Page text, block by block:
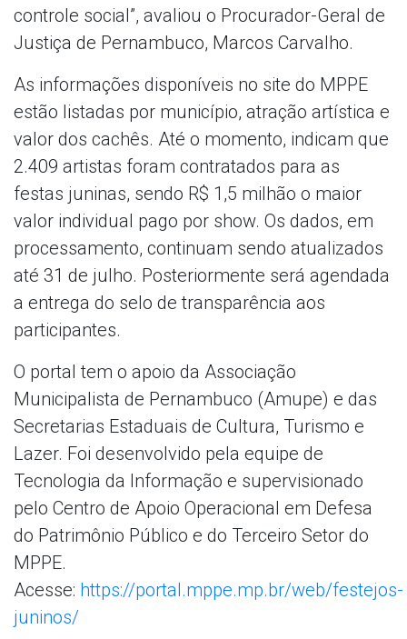
controle social”, avaliou o Procurador-Geral de
Justiça de Pernambuco, Marcos Carvalho.
As informações disponíveis no site do MPPE
estão listadas por município, atração artística e
valor dos cachês. Até o momento, indicam que
2.409 artistas foram contratados para as
festas juninas, sendo R$ 1,5 milhão o maior
valor individual pago por show. Os dados, em
processamento, continuam sendo atualizados
até 31 de julho. Posteriormente será agendada
a entrega do selo de transparência aos
participantes.
O portal tem o apoio da Associação
Municipalista de Pernambuco (Amupe) e das
Secretarias Estaduais de Cultura, Turismo e
Lazer. Foi desenvolvido pela equipe de
Tecnologia da Informação e supervisionado
pelo Centro de Apoio Operacional em Defesa
do Patrimônio Público e do Terceiro Setor do
MPPE.
Acesse: https://portal.mppe.mp.br/web/festejos-
juninos/